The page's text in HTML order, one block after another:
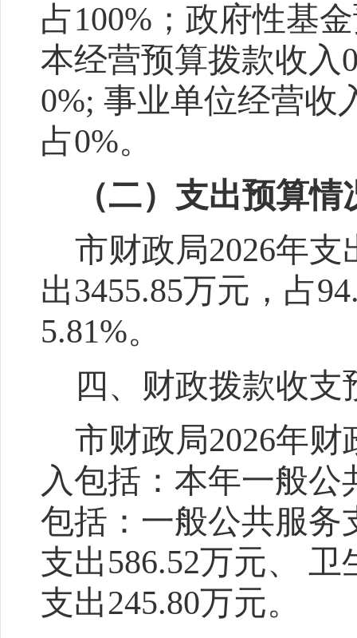
占100% ；政府性基
本经营预算拨款收入
0%; 事业单位经营收
占0%。
（二）支出预算情
市财政局2026年支
出3455.85万元，占
5.81%。
四、财政拨款收支
市财政局2026年财
入包括：本年一般公
包括：一般公共服务
支出586.52万元、
卫
支出245.80万元。